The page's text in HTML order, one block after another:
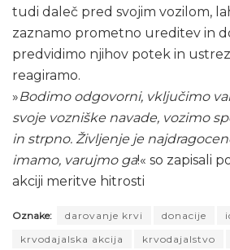
tudi daleč pred svojim vozilom,
zaznamo prometno ureditev in
predvidimo njihov potek in
reagiramo.
»Bodimo odgovorni, vključimo
svoje vozniške navade, vozimo
in strpno. Življenje je
imamo, varujmo ga!« so zapisali
akciji meritve hitrosti
Oznake: darovanje krvi donacije
krvodajalska akcija
krvodajalstvo